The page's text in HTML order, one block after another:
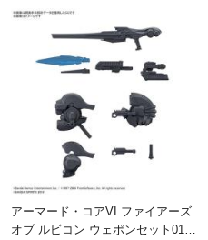
アーマード・コアVI ファイアーズ
オブ ルビコン ウェポンセット01